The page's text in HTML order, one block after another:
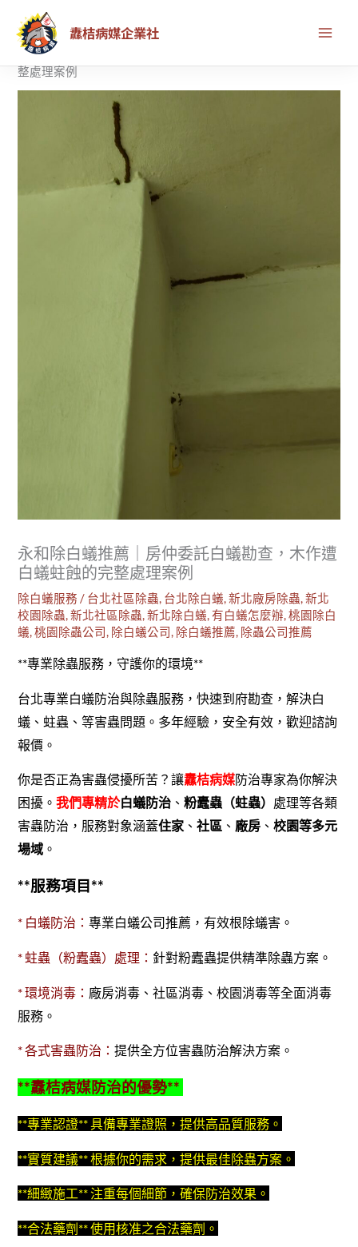
纛桔病媒企業社
首頁
除白蟻服務
永和除白蟻推薦｜房仲委託白蟻勘查，木作遭白蟻蛀蝕的完
整處理案例
永和除白蟻推薦｜房仲委託白蟻勘查，木作遭
白蟻蛀蝕的完整處理案例
除白蟻服務 / 台北社區除蟲, 台北除白蟻,新北廠房除蟲,新北
校園除蟲,新北社區除蟲,新北除白蟻,有白蟻怎麼辦,桃園除白
蟻,桃園除蟲公司, 除白蟻公司, 除白蟻推薦, 除蟲公司推薦
**專業除蟲服務，守護你的環境**
台北專業白蟻防治與除蟲服務，快速到府勘查，解決白
蟻、蛀蟲、等害蟲問題。多年經驗，安全有效，歡迎諮詢
報價。
你是否正為害蟲侵擾所苦？讓纛桔病媒防治專家為你解決
困擾。我們專精於白蟻防治 、粉蠹蟲（蛀蟲） 處理等各類
害蟲防治，服務對象涵蓋住家 、社區 、 廠房 、校園等多元
場域 。
**服務項目**
* 白蟻防治：專業白蟻公司推薦，有效根除蟻害。
* 蛀蟲（粉蠹蟲）處理： 針對粉蠹蟲提供精準除蟲方案。
* 環境消毒： 廠房消毒、社區消毒、校園消毒等全面消毒
服務。
* 各式害蟲防治：提供全方位害蟲防治解決方案。
**纛桔病媒防治的優勢**
**專業認證** 具備專業證照，提供高品質服務。
**實質建議** 根據你的需求，提供最佳除蟲方案。
**細緻施工** 注重每個細節，確保防治效果。
**合法藥劑** 使用核准之合法藥劑。